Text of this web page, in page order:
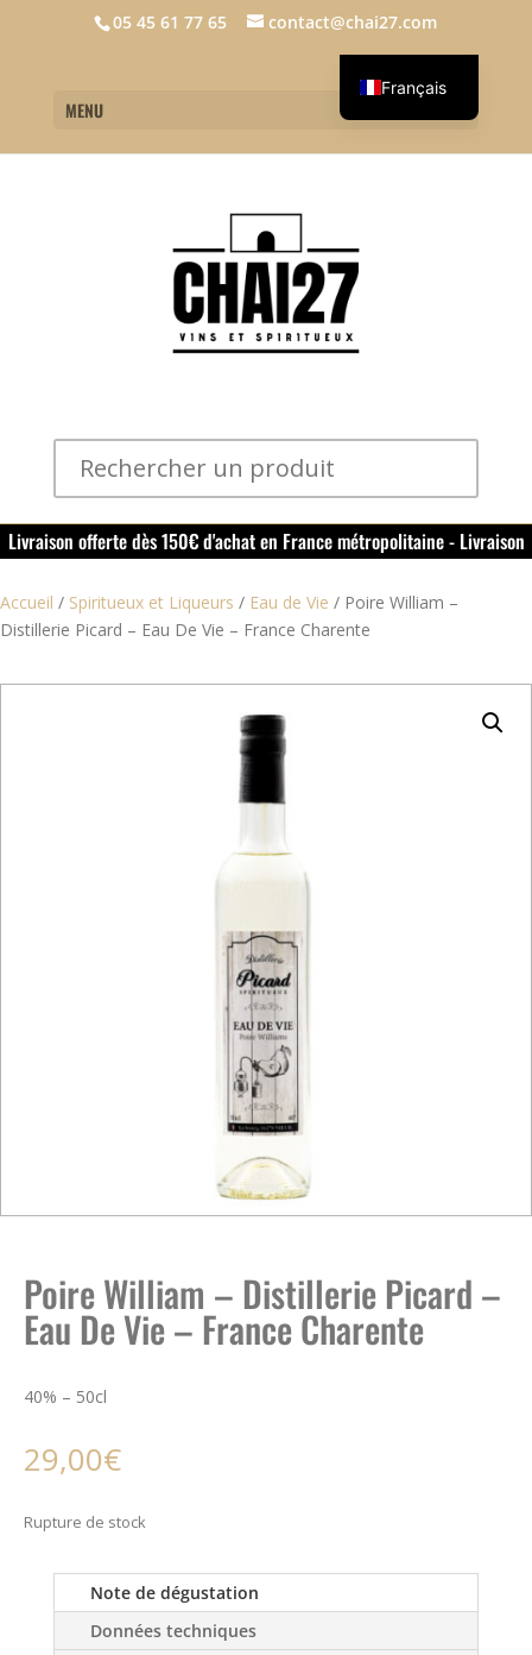
05 45 61 77 65 contact@chai27.com
MENU
Livraison offerte dès 150€ d'achat en France métropolitaine - Livraison
offerte dans le rouillacais (16) dès 50€ d'achat
Accueil / Spiritueux et Liqueurs / Eau de Vie / Poire William –
Distillerie Picard – Eau De Vie – France Charente
Poire William – Distillerie Picard –
Eau De Vie – France Charente
40% – 50cl
29,00€
Rupture de stock
Note de dégustation
Données techniques
Français
English